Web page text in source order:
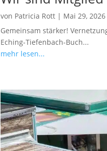
von Patricia Rott| Mai 29, 2026
Gemeinsam stärker!
Eching-Tiefenbach-Buch...
mehr lesen...